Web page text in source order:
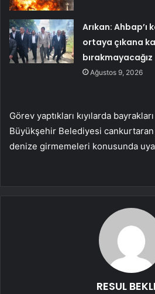
Arıkan:
ortaya çıkana
bırakmayacağız
Ağustos 9, 2026
Görev yaptıkları kıyılarda
Büyükşehir Belediyesi cankurtaran
denize girmemeleri konusunda
RESUL